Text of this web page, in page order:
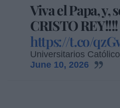
Viva el Papa, y,
CRISTO REY!!!!
https://t.co/
Universitarios
June 10, 2026